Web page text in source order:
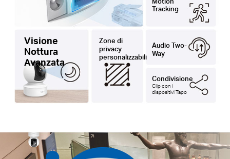
Zone di
privacy
personalizzabili
Audio Two-
Way
Condivisione
Clip con i
dispositivi Tapo
Visione
Nottura
Avanzata
Tracking